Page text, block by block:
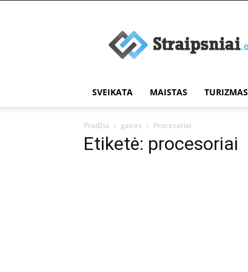
straipsniai
SVEIKATA MAISTAS TURIZMAS
Pradžia gairės Procesoriai
Etiketė: procesoriai